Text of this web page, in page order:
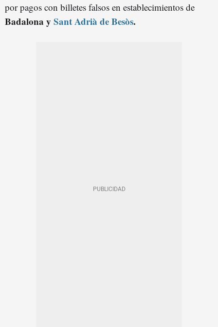
por pagos con billetes falsos en establecimientos de
Badalona y Sant Adrià de Besòs.